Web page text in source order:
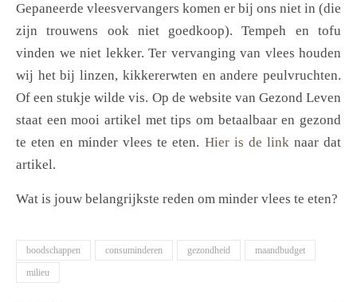
Gepaneerde vleesvervangers komen er bij ons niet in (die
zijn trouwens ook niet goedkoop). Tempeh en tofu
vinden we niet lekker. Ter vervanging van vlees houden
wij het bij linzen, kikkererwten en andere peulvruchten.
Of een stukje wilde vis. Op de website van Gezond Leven
staat een mooi artikel met tips om betaalbaar en gezond
te eten en minder vlees te eten. Hier is de linknaar dat
artikel.
Wat is jouw belangrijkste reden om minder vlees te eten?
boodschappen consuminderen gezondheid
maandbudget
milieu